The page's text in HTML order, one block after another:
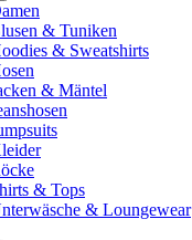
& Tuniken
& Sweatshirts
& Mäntel
& Tops
& Loungewear